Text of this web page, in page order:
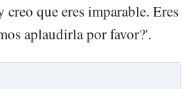
que eres imparable. Eres
aplaudirla por favor?'.